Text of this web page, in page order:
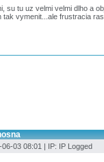
su tu uz velmi velmi dlho a
vymenit...ale frustracia
06-03 08:01 | IP: IP Logged